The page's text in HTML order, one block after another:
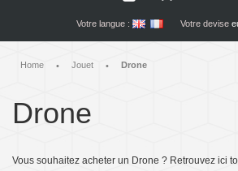
Votre langue : Votre devise
Home • Jouet • Drone
Drone
Vous souhaitez acheter un Drone ? Retrouvez ici